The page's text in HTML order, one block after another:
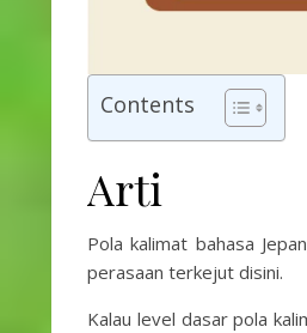
Contents
Arti
Pola kalimat bahasa
perasaan terkejut disini.
Kalau level dasar pola